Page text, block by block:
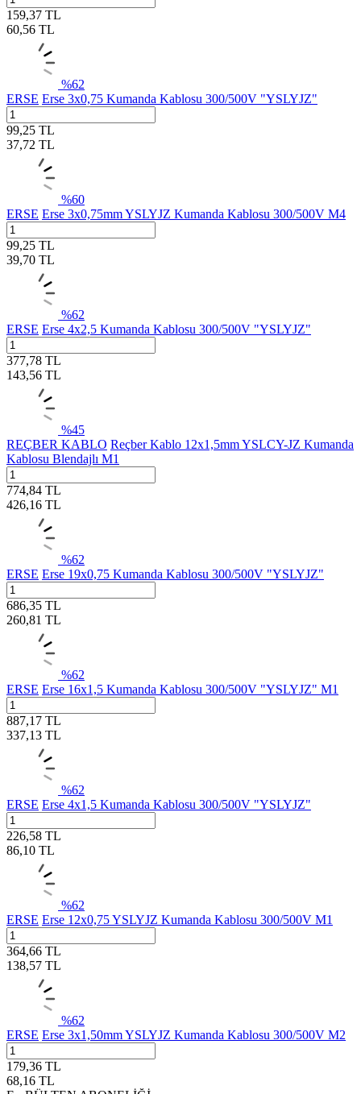
159,37 TL
60,56 TL
%62
ERSE Erse 3x0,75 Kumanda Kablosu 300/500V "YSLYJZ"
99,25 TL
37,72 TL
%60
ERSE Erse 3x0,75mm YSLYJZ Kumanda Kablosu 300/500V M4
99,25 TL
39,70 TL
%62
ERSE Erse 4x2,5 Kumanda Kablosu 300/500V "YSLYJZ"
377,78 TL
143,56 TL
%45
REÇBER KABLO Reçber Kablo 12x1,5mm YSLCY-JZ Kumanda
Kablosu Blendajlı M1
774,84 TL
426,16 TL
%62
ERSE Erse 19x0,75 Kumanda Kablosu 300/500V "YSLYJZ"
686,35 TL
260,81 TL
%62
ERSE Erse 16x1,5 Kumanda Kablosu 300/500V "YSLYJZ" M1
887,17 TL
337,13 TL
%62
ERSE Erse 4x1,5 Kumanda Kablosu 300/500V "YSLYJZ"
226,58 TL
86,10 TL
%62
ERSE Erse 12x0,75 YSLYJZ Kumanda Kablosu 300/500V M1
364,66 TL
138,57 TL
%62
ERSE Erse 3x1,50mm YSLYJZ Kumanda Kablosu 300/500V M2
179,36 TL
68,16 TL